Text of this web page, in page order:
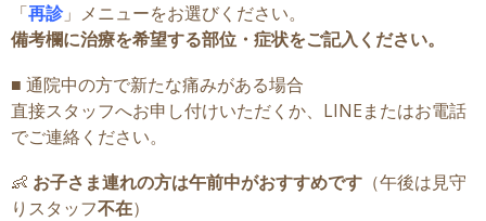
「再診」メニューをお選びください。
備考欄に治療を希望する部位・症状をご記入ください。
■ 通院中の方で新たな痛みがある場合
直接スタッフへお申し付けいただくか、 LINEまたはお電話
でご連絡ください。
👶 お子さま連れの方は午前中がおすすめです （午後は見守
りスタッフ不在）